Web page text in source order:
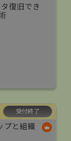
復旧でき
受付終了
プと組織